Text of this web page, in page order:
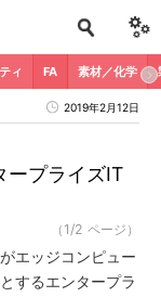
ィ FA 素材／化学
2019年2月12日
ープライズIT
（1/2 ページ）
エッジコンピュー
するエンタープラ